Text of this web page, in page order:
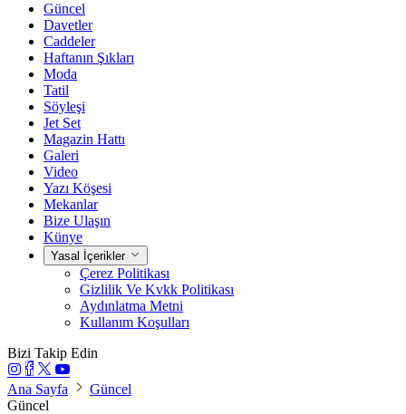
Güncel
Davetler
Caddeler
Haftanın Şıkları
Moda
Tatil
Söyleşi
Jet Set
Magazin Hattı
Galeri
Video
Yazı Köşesi
Mekanlar
Bize Ulaşın
Künye
Yasal İçerikler
Çerez Politikası
Gizlilik Ve Kvkk Politikası
Aydınlatma Metni
Kullanım Koşulları
Bizi Takip Edin
Ana Sayfa
Güncel
Güncel